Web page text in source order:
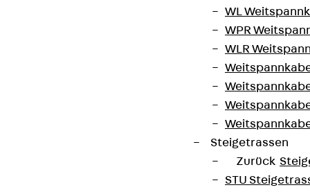
WL
WPR
WLR
Steigetrassen
Zurück
STU